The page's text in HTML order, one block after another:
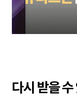
다시 받을 수